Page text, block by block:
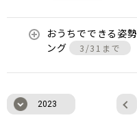
おうちでできる姿
ング
3/31まで
2023